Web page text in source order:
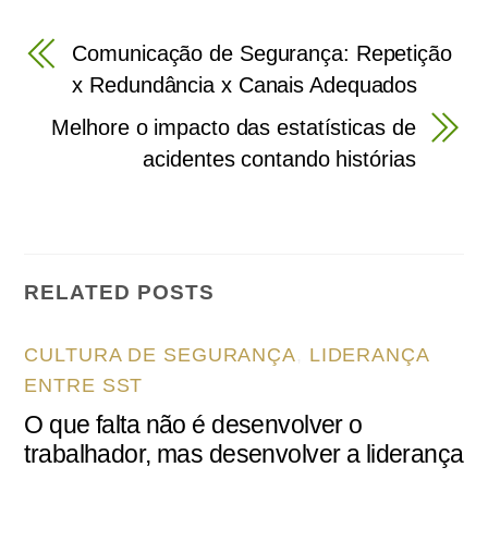
Comunicação de Segurança: Repetição
x Redundância x Canais Adequados
Melhore o impacto das estatísticas de
acidentes contando histórias
RELATED POSTS
CULTURA DE SEGURANÇA
LIDERANÇA
ENTRE SST
O que falta não é desenvolver o
trabalhador, mas desenvolver a liderança